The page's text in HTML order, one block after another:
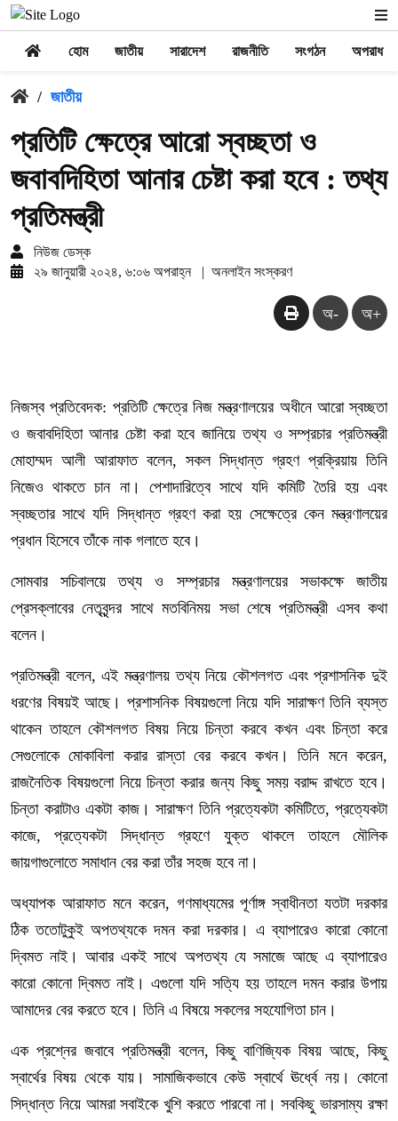
হোম জাতীয় সারাদেশ রাজনীতি সংগঠন অপরাধ
/ জাতীয়
প্রতিটি ক্ষেত্রে আরো স্বচ্ছতা ও
জবাবদিহিতা আনার চেষ্টা করা হবে : তথ্য
প্রতিমন্ত্রী
নিউজ ডেস্ক
২৯ জানুয়ারী ২০২৪, ৬:০৬ অপরাহ্ন
| অনলাইন সংস্করণ
অ- অ+
নিজস্ব প্রতিবেদক: প্রতিটি ক্ষেত্রে নিজ মন্ত্রণালয়ের অধীনে আরো স্বচ্ছতা
ও জবাবদিহিতা আনার চেষ্টা করা হবে জানিয়ে তথ্য ও সম্প্রচার প্রতিমন্ত্রী
মোহাম্মদ আলী আরাফাত বলেন, সকল সিদ্ধান্ত গ্রহণ প্রক্রিয়ায় তিনি
নিজেও থাকতে চান না। পেশাদারিত্বে সাথে যদি কমিটি তৈরি হয় এবং
স্বচ্ছতার সাথে যদি সিদ্ধান্ত গ্রহণ করা হয় সেক্ষেত্রে কেন মন্ত্রণালয়ের
প্রধান হিসেবে তাঁকে নাক গলাতে হবে।
সোমবার সচিবালয়ে তথ্য ও সম্প্রচার মন্ত্রণালয়ের সভাকক্ষে জাতীয়
প্রেসক্লাবের নেতৃবৃন্দর সাথে মতবিনিময় সভা শেষে প্রতিমন্ত্রী এসব কথা
বলেন।
প্রতিমন্ত্রী বলেন, এই মন্ত্রণালয় তথ্য নিয়ে কৌশলগত এবং প্রশাসনিক দুই
ধরণের বিষয়ই আছে। প্রশাসনিক বিষয়গুলো নিয়ে যদি সারাক্ষণ তিনি ব্যস্ত
থাকেন তাহলে কৌশলগত বিষয় নিয়ে চিন্তা করবে কখন এবং চিন্তা করে
সেগুলোকে মোকাবিলা করার রাস্তা বের করবে কখন। তিনি মনে করেন,
রাজনৈতিক বিষয়গুলো নিয়ে চিন্তা করার জন্য কিছু সময় বরাদ্দ রাখতে হবে।
চিন্তা করাটাও একটা কাজ। সারাক্ষণ তিনি প্রত্যেকটা কমিটিতে, প্রত্যেকটা
কাজে, প্রত্যেকটা সিদ্ধান্ত গ্রহণে যুক্ত থাকলে তাহলে মৌলিক
জায়গাগুলোতে সমাধান বের করা তাঁর সহজ হবে না।
অধ্যাপক আরাফাত মনে করেন, গণমাধ্যমের পূর্ণাঙ্গ স্বাধীনতা যতটা দরকার
ঠিক ততোটুকুই অপতথ্যকে দমন করা দরকার। এ ব্যাপারেও কারো কোনো
দ্বিমত নাই। আবার একই সাথে অপতথ্য যে সমাজে আছে এ ব্যাপারেও
কারো কোনো দ্বিমত নাই। এগুলো যদি সত্যি হয় তাহলে দমন করার উপায়
আমাদের বের করতে হবে। তিনি এ বিষয়ে সকলের সহযোগিতা চান।
এক প্রশ্নের জবাবে প্রতিমন্ত্রী বলেন, কিছু বাণিজ্যিক বিষয় আছে, কিছু
স্বার্থের বিষয় থেকে যায়। সামাজিকভাবে কেউ স্বার্থে ঊর্ধ্বে নয়। কোনো
সিদ্ধান্ত নিয়ে আমরা সবাইকে খুশি করতে পারবো না। সবকিছু ভারসাম্য রক্ষা